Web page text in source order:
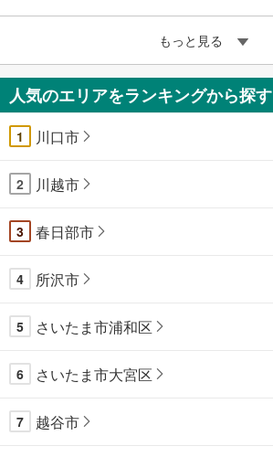
もっと見る
人気のエリアをランキングから探す
1 川口市
2 川越市
3 春日部市
4 所沢市
5 さいたま市浦和区
6 さいたま市大宮区
7 越谷市